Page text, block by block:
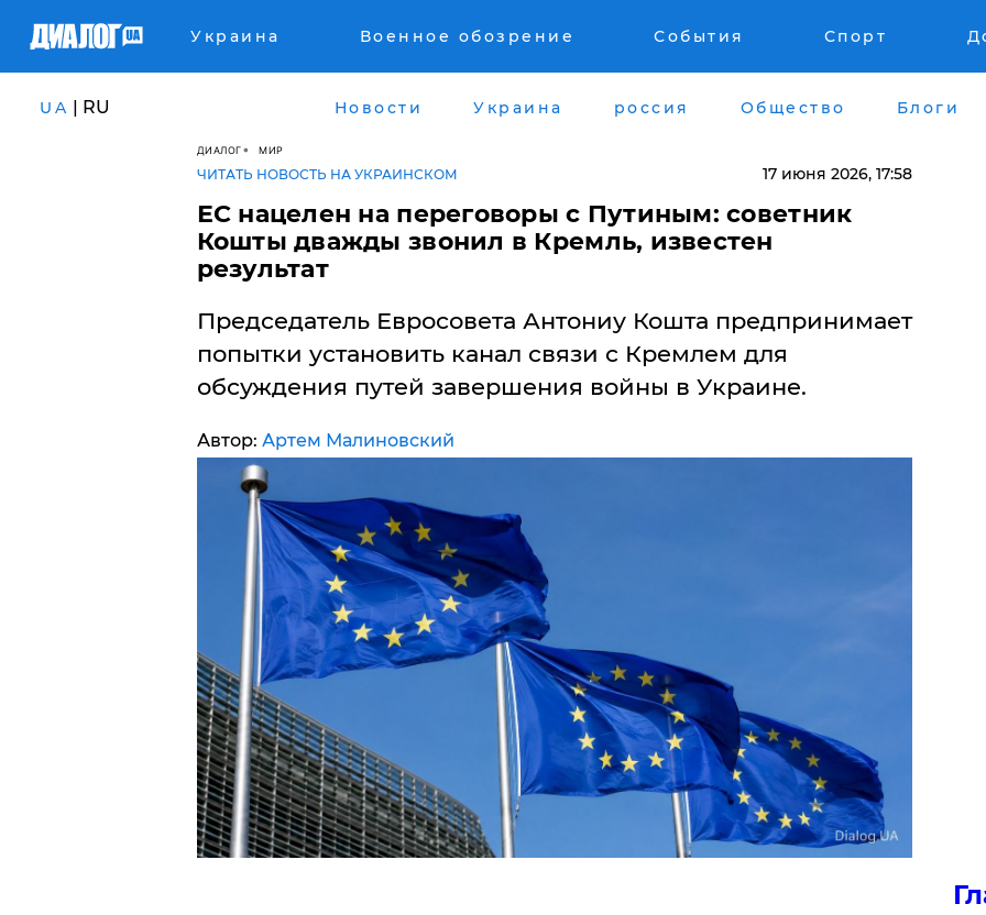
Украина Военное обозрение События Спорт
UA | RU Новости Украина россия Общество Блоги
ДИАЛОГ МИР
ЧИТАТЬ НОВОСТЬ НА УКРАИНСКОМ 17 июня 2026, 17:58
ЕС нацелен на переговоры с Путиным: советник
Кошты дважды звонил в Кремль, известен
результат
Председатель Евросовета Антониу Кошта предпринимает
попытки установить канал связи с Кремлем для
обсуждения путей завершения войны в Украине.
Автор: Артем Малиновский